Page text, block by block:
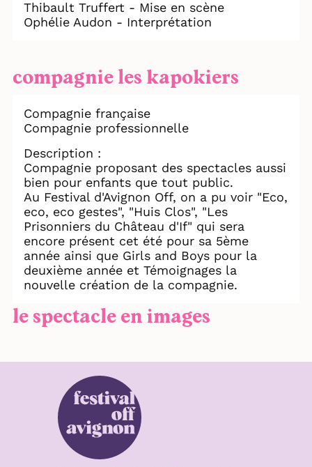
Thibault Truffert - Mise en scène
Ophélie Audon - Interprétation
compagnie les kapokiers
Compagnie française
Compagnie professionnelle
Description :
Compagnie proposant des spectacles aussi
bien pour enfants que tout public.
Au Festival d'Avignon Off, on a pu voir "Eco,
eco, eco gestes", "Huis Clos", "Les
Prisonniers du Château d'If" qui sera
encore présent cet été pour sa 5ème
année ainsi que Girls and Boys pour la
deuxième année et Témoignages la
nouvelle création de la compagnie.
le spectacle en images